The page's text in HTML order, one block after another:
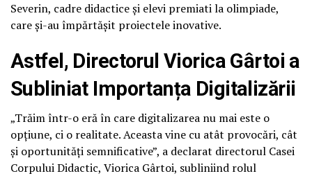
Severin, cadre didactice și elevi premiati la olimpiade,
care și-au împărtășit proiectele inovative.
Astfel, Directorul Viorica Gârtoi a
Subliniat Importanța Digitalizării
„Trăim într-o eră în care digitalizarea nu mai este o
opțiune, ci o realitate. Aceasta vine cu atât provocări, cât
și oportunități semnificative”, a declarat directorul Casei
Corpului Didactic, Viorica Gârtoi, subliniind rolul